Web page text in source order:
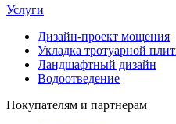
Услуги
Дизайн-проект мощения
Укладка тротуарной
Ландшафтный дизайн
Водоотведение
Покупателям и партнерам